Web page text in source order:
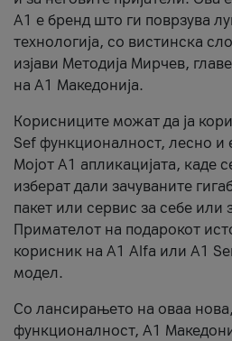
А1 е бренд што ги поврзува
технологија, со вистинска
изјави Методија Мирчев,
на А1 Македонија.
Корисниците можат да ја
Sef функционалност, лесно и
Мојот А1 апликацијата, каде
изберат дали зачуваните
пакет или сервис за себе или
Примателот на подарокот
корисник на А1 Alfa или A1
модел.
Со лансирањето на оваа
функционалност, А1